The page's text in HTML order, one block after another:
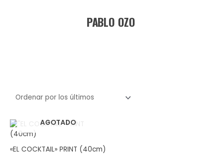
PABLO OZO
AGOTADO
«EL COCKTAIL» PRINT (40cm)